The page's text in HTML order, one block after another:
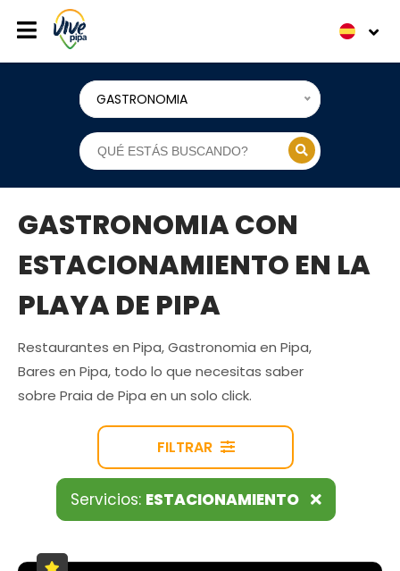
GASTRONOMIA
GASTRONOMIA CON
ESTACIONAMIENTO EN LA
PLAYA DE PIPA
Restaurantes en Pipa, Gastronomia en Pipa,
Bares en Pipa, todo lo que necesitas saber
sobre Praia de Pipa en un solo click.
FILTRAR
Servicios: ESTACIONAMIENTO